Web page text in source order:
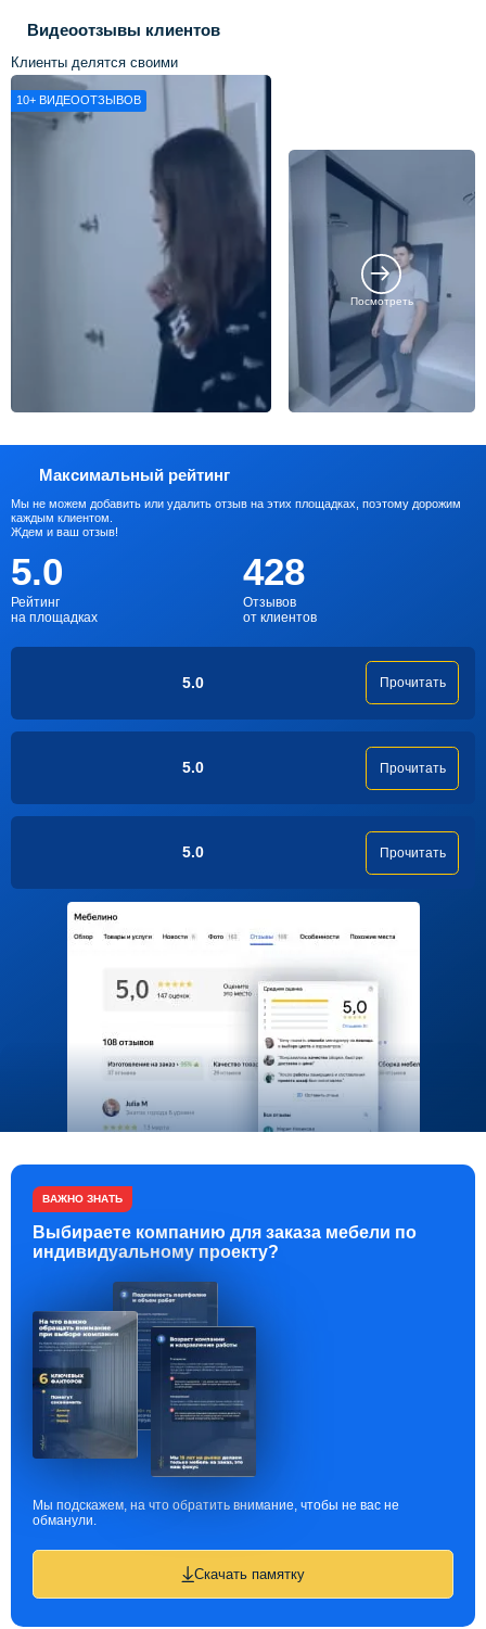
Видеоотзывы клиентов
Клиенты делятся своими
впечатлениями о нашей работе
10+ ВИДЕООТЗЫВОВ
Посмотреть
Максимальный рейтинг
Мы не можем добавить или удалить отзыв на этих площадках, поэтому дорожим
каждым клиентом.
Ждем и ваш отзыв!
5.0
Рейтинг
на площадках
428
Отзывов
от клиентов
5.0 Прочитать
5.0 Прочитать
5.0 Прочитать
ВАЖНО ЗНАТЬ
Выбираете компанию для заказа мебели по
индивидуальному проекту?
Мы подскажем, на что обратить внимание, чтобы не вас не
обманули.
Скачать памятку